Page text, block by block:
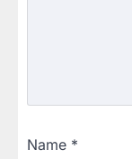
Name *